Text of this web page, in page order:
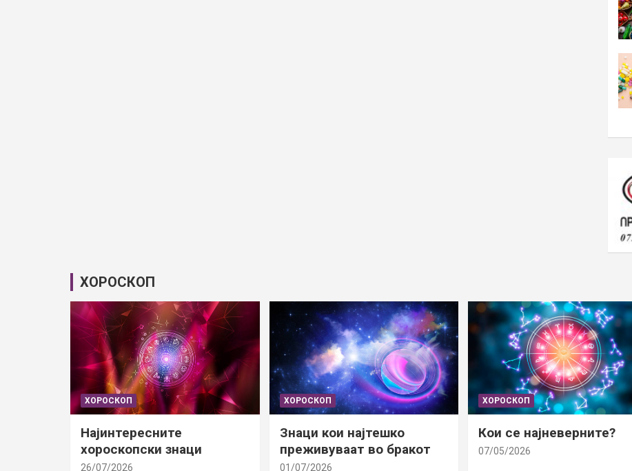
ХОРОСКОП
ХОРОСКОП
Најинтересните
хороскопски знаци
26/07/2026
ХОРОСКОП
Знаци кои најтешко
преживуваат во бракот
01/07/2026
ХОРОСКОП
Кои се најневерните?
07/05/2026